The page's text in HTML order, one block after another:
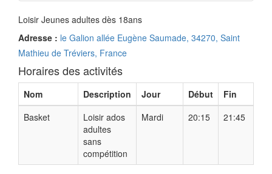
Loisir Jeunes adultes dès 18ans
Adresse : le Galion allée Eugène Saumade, 34270, Saint
Mathieu de Tréviers, France
Horaires des activités
Nom Description Jour Début
Fin
Basket
Loisir ados
adultes
sans
compétition
Mardi 20:15 21:45